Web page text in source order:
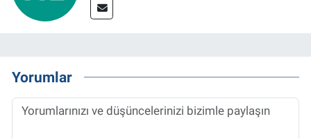
Yorumlar